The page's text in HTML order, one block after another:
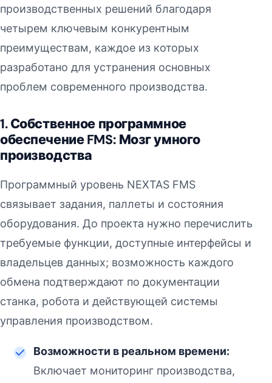
производственных решений благодаря
четырем ключевым конкурентным
преимуществам, каждое из которых
разработано для устранения основных
проблем современного производства.
1. Собственное программное
обеспечение FMS: Мозг умного
производства
Программный уровень NEXTAS FMS
связывает задания, паллеты и состояния
оборудования. До проекта нужно перечислить
требуемые функции, доступные интерфейсы и
владельцев данных; возможность каждого
обмена подтверждают по документации
станка, робота и действующей системы
управления производством.
Возможности в реальном времени:
Включает мониторинг производства,